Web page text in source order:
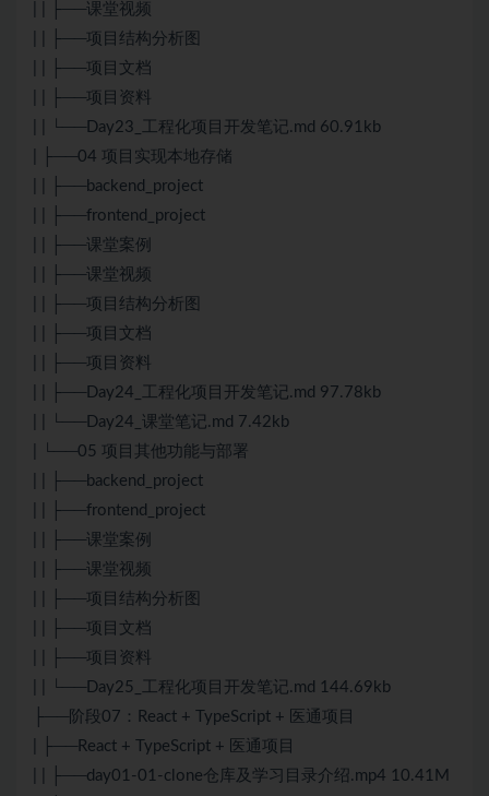
| | ├──课堂视频
| | ├──项目结构分析图
| | ├──项目文档
| | ├──项目资料
| | └──Day23_工程化项目开发笔记.md 60.91kb
| ├──04 项目实现本地存储
| | ├──backend_project
| | ├──frontend_project
| | ├──课堂案例
| | ├──课堂视频
| | ├──项目结构分析图
| | ├──项目文档
| | ├──项目资料
| | ├──Day24_工程化项目开发笔记.md 97.78kb
| | └──Day24_课堂笔记.md 7.42kb
| └──05 项目其他功能与部署
| | ├──backend_project
| | ├──frontend_project
| | ├──课堂案例
| | ├──课堂视频
| | ├──项目结构分析图
| | ├──项目文档
| | ├──项目资料
| | └──Day25_工程化项目开发笔记.md 144.69kb
├──阶段07：
React + TypeScript + 医通项目
| ├── React + TypeScript + 医通项目
| | ├──day01-01-clone仓库及学习目录介绍.mp4 10.41M